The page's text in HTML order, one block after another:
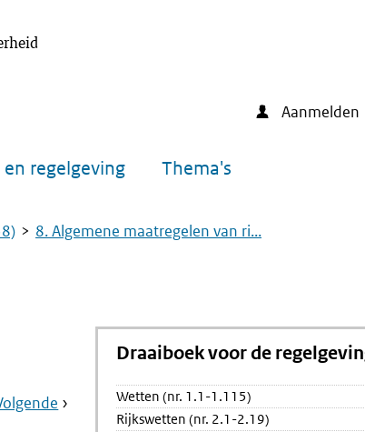
Aanmelden
regelgeving Thema's
8. Algemene maatregelen van ri...
Pagina:
Draaiboek voor de
Wetten (nr. 1.1-1.115)
Rijkswetten (nr. 2.1-2.19)